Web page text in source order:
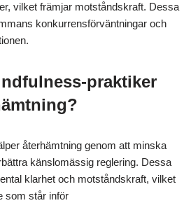
vilket främjar motståndskraft. Dessa
konkurrensförväntningar och
praktiker
återhämtning genom att minska
känslomässig reglering. Dessa
klarhet och motståndskraft, vilket
som står inför